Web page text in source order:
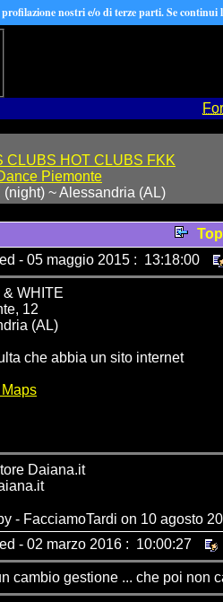
CLUBS HOT CLUBS FKK
Piemonte
~ Alessandria (AL)
- 05 maggio 2015 : 13:18:00
& WHITE
12
(AL)
che abbia un sito internet
Daiana.it
- FacciamoTardi on 10 agosto
- 02 marzo 2016 : 10:00:27
cambio gestione ... che poi non
nostri e/o di terze parti. Se continui